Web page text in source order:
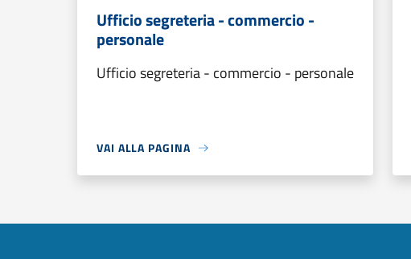
Ufficio segreteria - commercio -
personale
Ufficio segreteria - commercio - personale
VAI ALLA PAGINA